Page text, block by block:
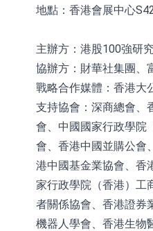
基因
「X-Day」
制度》
【異動股】
問
飾
地點：香港會展中心
主辦方：港股100強研
協辦方：財華社集團、
戰略合作媒體：香港大
支持協會：深商總會、
會、中國國家行政學院
會、香港中國並購公會
港中國基金業協會、香
家行政學院（香港）工
者關係協會、香港證券
機器人學會、香港生物